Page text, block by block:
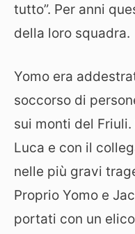
tutto”. Per anni
della loro squadra.
Yomo era
soccorso di
sui monti del
Luca e con il
nelle più gravi
Proprio Yomo e
portati con un